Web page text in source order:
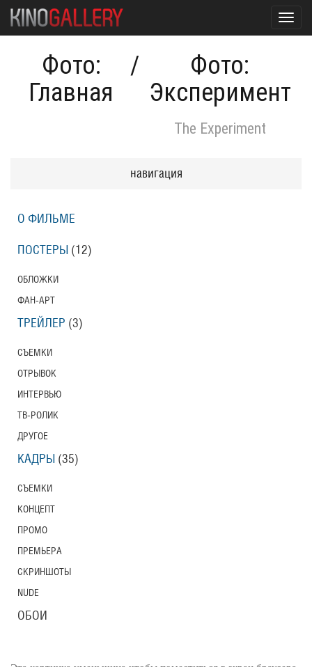
Фото:
Главная
/
Фото:
Эксперимент
The Experiment
навигация
О ФИЛЬМЕ
ПОСТЕРЫ (12)
ОБЛОЖКИ
ФАН-АРТ
ТРЕЙЛЕР (3)
СЪЕМКИ
ОТРЫВОК
ИНТЕРВЬЮ
ТВ-РОЛИК
ДРУГОЕ
КАДРЫ (35)
СЪЕМКИ
КОНЦЕПТ
ПРОМО
ПРЕМЬЕРА
СКРИНШОТЫ
NUDE
ОБОИ